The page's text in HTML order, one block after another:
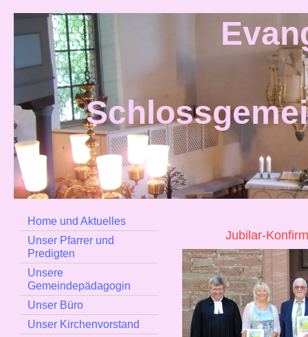
Home und Aktuelles
Unser Pfarrer und
Predigten
Unsere
Gemeindepädagogin
Unser Büro
Unser Kirchenvorstand
Jubilar-